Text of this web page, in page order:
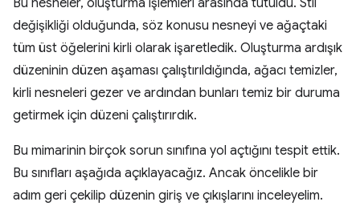
değişikliği olduğunda, söz konusu nesneyi ve ağaçtaki
tüm üst öğelerini kirli olarak işaretledik. Oluşturma ardışık
düzeninin düzen aşaması çalıştırıldığında, ağacı temizler,
kirli nesneleri gezer ve ardından bunları temiz bir duruma
getirmek için düzeni çalıştırırdık.
Bu mimarinin birçok sorun sınıfına yol açtığını tespit ettik.
Bu sınıfları aşağıda açıklayacağız. Ancak öncelikle bir
adım geri çekilip düzenin giriş ve çıkışlarını inceleyelim.